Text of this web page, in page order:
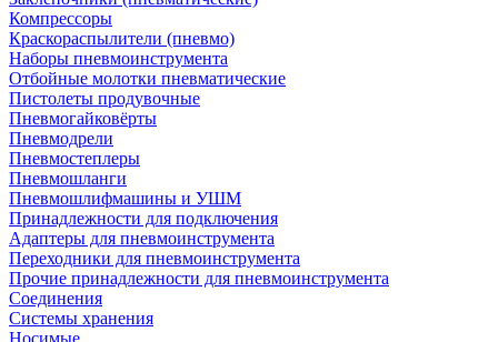
Компрессоры
Краскораспылители (пневмо)
Наборы пневмоинструмента
Отбойные молотки пневматические
Пистолеты продувочные
Пневмогайковёрты
Пневмодрели
Пневмостеплеры
Пневмошланги
Пневмошлифмашины и УШМ
Принадлежности для подключения
Адаптеры для пневмоинструмента
Переходники для пневмоинструмента
Прочие принадлежности для пневмоинструмента
Соединения
Системы хранения
Носимые